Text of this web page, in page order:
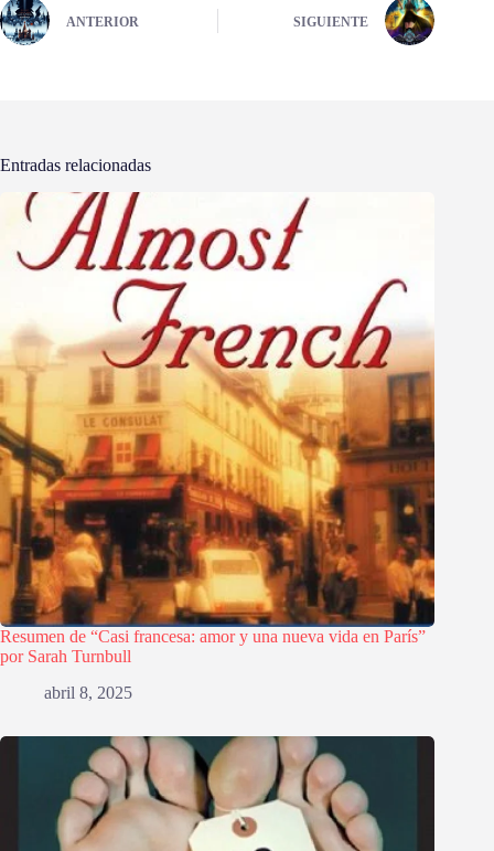
ANTERIOR SIGUIENTE
Entradas relacionadas
Resumen de “Casi francesa: amor y una nueva vida en París”
por Sarah Turnbull
abril 8, 2025